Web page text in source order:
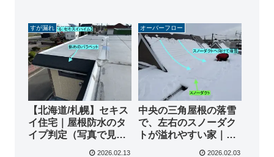
すが漏れ
【北海道/札幌】セキス
イ住宅｜屋根防水のタ
イプ判定（写真で見分
2026.02.13
オーバーフロー
中央の三角屋根の落雪
で、左右のスノーダク
トが溢れやすい家｜札
2026.02.03